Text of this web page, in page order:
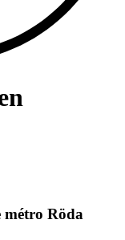
métro Röda